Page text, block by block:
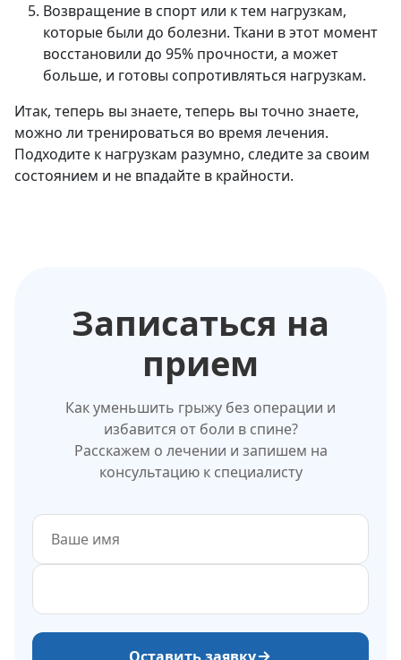
Возвращение в спорт или к тем нагрузкам,
которые были до болезни. Ткани в этот момент
восстановили до 95% прочности, а может
больше, и готовы сопротивляться нагрузкам.
Итак, теперь вы знаете, теперь вы точно знаете,
можно ли тренироваться во время лечения.
Подходите к нагрузкам разумно, следите за своим
состоянием и не впадайте в крайности.
Записаться на
прием
Как уменьшить грыжу без операции и
избавится от боли в спине?
Расскажем о лечении и запишем на
консультацию к специалисту